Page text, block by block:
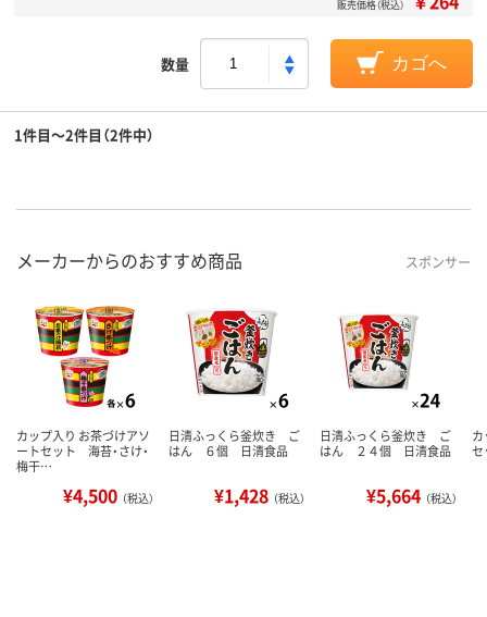
販売価格（税込）
数量 カゴへ
1件目～2件目（2件中）
メーカーからのおすすめ商品 スポンサー
カップ入り お茶づけアソ
ートセット 海苔・さけ・
梅干…
¥4,500 （税込）
日清ふっくら釜炊き ご
はん ６個 日清食品
¥1,428 （税込）
日清ふっくら釜炊き ご
はん ２４個 日清食品
¥5,664 （税込）